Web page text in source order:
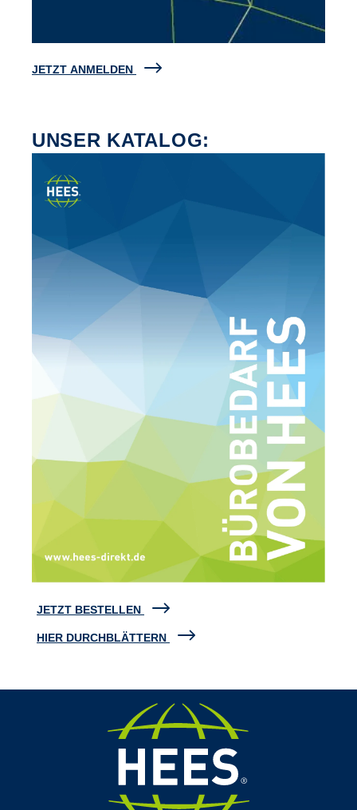
JETZT ANMELDEN
UNSER KATALOG:
JETZT BESTELLEN
HIER DURCHBLÄTTERN